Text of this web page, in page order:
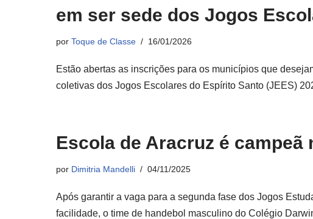
em ser sede dos Jogos
por Toque de Classe 16/01/2026
Estão abertas as inscrições para os municípios que
coletivas dos Jogos Escolares do Espírito Santo (JEES)
Escola de Aracruz é campeã
por Dimitria Mandelli 04/11/2025
Após garantir a vaga para a segunda fase dos Jogos
facilidade, o time de handebol masculino do Colégio